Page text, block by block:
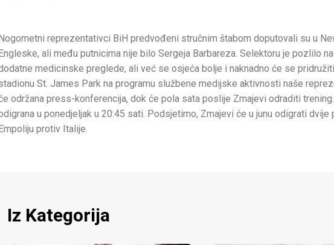
reprezentativci BiH predvođeni stručnim štabom doputovali su u
ali među putnicima nije bilo Sergeja Barbareza. Selektoru je pozlilo
medicinske preglede, ali već se osjeća bolje i naknadno će se
St. James Park na programu službene medijske aktivnosti naše
održana press-konferencija, dok će pola sata poslije Zmajevi odraditi
u ponedjeljak u 20:45 sati. Podsjetimo, Zmajevi će u junu odigrati
protiv Italije.
Iz Kategorija